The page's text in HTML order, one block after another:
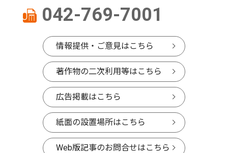
042-769-7001
情報提供・ご意見はこちら
著作物の二次利用等はこちら
広告掲載はこちら
紙面の設置場所はこちら
Web版記事のお問合せはこちら